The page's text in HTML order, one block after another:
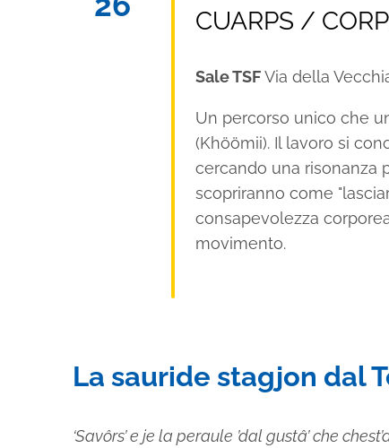
CUARPS /
Sale TSFVia della
Un percorso unico che
(Khöömii). Il lavoro si
cercando una risonanza
scopriranno come
consapevolezza
movimento.
La sauride stagjon dal
‘Savôrs’ e je la peraule ’dal gustâ’ che